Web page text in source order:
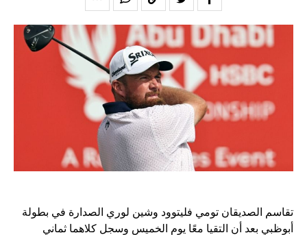
تقاسم الصديقان تومي فليتوود وشين لوري الصدارة في بطولة
أبوظبي بعد أن التقيا معًا يوم الخميس وسجل كلاهما ثماني